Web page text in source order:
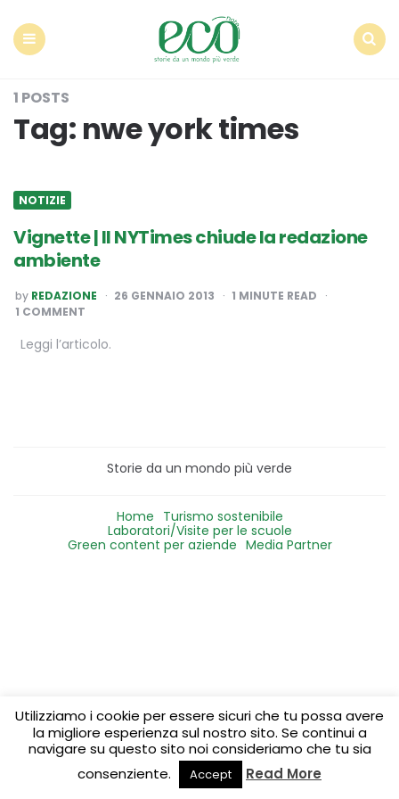
1 POSTS
Tag: nwe york times
NOTIZIE
Vignette | Il NYTimes chiude la redazione
ambiente
POSTED
BY
by REDAZIONE 26 GENNAIO 2013 1 MINUTE READ
1 COMMENT
Leggi l’articolo.
Storie da un mondo più verde
Home Turismo sostenibile
Laboratori/Visite per le scuole
Green content per aziende Media Partner
Utilizziamo i cookie per essere sicuri che tu possa avere
la migliore esperienza sul nostro sito. Se continui a
navigare su questo sito noi consideriamo che tu sia
consenziente.
Accept Read More